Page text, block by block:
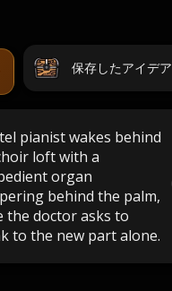
保存したアイデア
pianist wakes behind
loft with a
organ
behind the palm,
the doctor asks to
to the new part alone.